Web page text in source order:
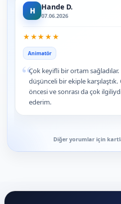
H Hande D.
07.06.2026
★★★★★
Animatör
“Çok keyifli bir ortam
düşünceli bir ekiple
öncesi ve sonrası da çok
ederim.
Diğer yorumlar için